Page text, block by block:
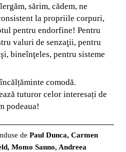
sărim, cădem, ne
la propriile corpuri,
pentru endorfine! Pentru
valuri de senzaţii, pentru
bineînţeles, pentru sisteme
comodă.
tuturor celor interesați de
podeaua!
de Paul Dunca, Carmen
Momo Sanno, Andreea